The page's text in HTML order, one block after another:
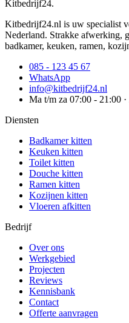
Kitbedrijf24.
Kitbedrijf24.nl is uw specialist
Nederland. Strakke afwerking,
badkamer, keuken, ramen,
085 - 123 45 67
WhatsApp
info@kitbedrijf24.nl
Ma t/m za 07:00 - 21:00
Diensten
Badkamer kitten
Keuken kitten
Toilet kitten
Douche kitten
Ramen kitten
Kozijnen kitten
Vloeren afkitten
Bedrijf
Over ons
Werkgebied
Projecten
Reviews
Kennisbank
Contact
Offerte aanvragen